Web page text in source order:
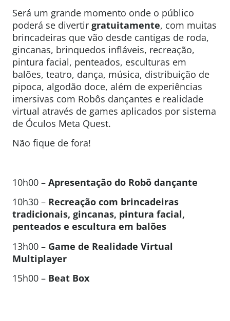
Será um grande momento onde o público
poderá se divertir gratuitamente, com muitas
brincadeiras que vão desde cantigas de roda,
gincanas, brinquedos infláveis, recreação,
pintura facial, penteados, esculturas em
balões, teatro, dança, música, distribuição de
pipoca, algodão doce, além de experiências
imersivas com Robôs dançantes e realidade
virtual através de games aplicados por sistema
de Óculos Meta Quest.
Não fique de fora!
10h00 – Apresentação do Robô dançante
10h30 – Recreação com brincadeiras
tradicionais, gincanas, pintura facial,
penteados e escultura em balões
13h00 – Game de Realidade Virtual
Multiplayer
15h00 – Beat Box